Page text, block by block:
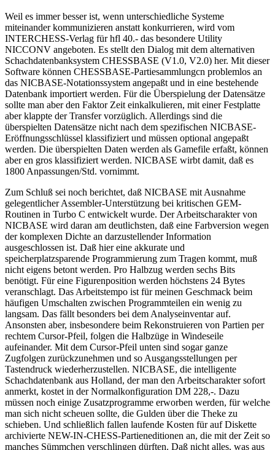
Weil es immer besser ist, wenn unterschiedliche Systeme
miteinander kommunizieren anstatt konkurrieren, wird vom
INTERCHESS-Verlag für hfl 40.- das besondere Utility
NICCONV angeboten. Es stellt den Dialog mit dem alternativen
Schachdatenbanksystem CHESSBASE (V1.0, V2.0) her. Mit dieser
Software können CHESSBASE-Partiesammlungcn problemlos an
das NICBASE-Notationssystem angepaßt und in eine bestehende
Datenbank importiert werden. Für die Überspielung der Datensätze
sollte man aber den Faktor Zeit einkalkulieren, mit einer Festplatte
aber klappte der Transfer vorzüglich. Allerdings sind die
überspielten Datensätze nicht nach dem spezifischen NICBASE-
Eröffnungsschlüssel klassifiziert und müssen optional angepaßt
werden. Die überspielten Daten werden als Gamefile erfaßt, können
aber en gros klassifiziert werden. NICBASE wirbt damit, daß es
1800 Anpassungen/Std. vornimmt.
Zum Schluß sei noch berichtet, daß NICBASE mit Ausnahme
gelegentlicher Assembler-Unterstützung bei kritischen GEM-
Routinen in Turbo C entwickelt wurde. Der Arbeitscharakter von
NICBASE wird daran am deutlichsten, daß eine Farbversion wegen
der komplexen Dichte an darzustellender Information
ausgeschlossen ist. Daß hier eine akkurate und
speicherplatzsparende Programmierung zum Tragen kommt, muß
nicht eigens betont werden. Pro Halbzug werden sechs Bits
benötigt. Für eine Figurenposition werden höchstens 24 Bytes
veranschlagt. Das Arbeitstempo ist für meinen Geschmack beim
häufigen Umschalten zwischen Programmteilen ein wenig zu
langsam. Das fällt besonders bei dem Analyseinventar auf.
Ansonsten aber, insbesondere beim Rekonstruieren von Partien per
rechtem Cursor-Pfeil, folgen die Halbzüge in Windeseile
aufeinander. Mit dem Cursor-Pfeil unten sind sogar ganze
Zugfolgen zurückzunehmen und so Ausgangsstellungen per
Tastendruck wiederherzustellen. NICBASE, die intelligente
Schachdatenbank aus Holland, der man den Arbeitscharakter sofort
anmerkt, kostet in der Normalkonfiguration DM 228,-. Dazu
müssen noch einige Zusatzprogramme erworben werden, für welche
man sich nicht scheuen sollte, die Gulden über die Theke zu
schieben. Und schließlich fallen laufende Kosten für auf Diskette
archivierte NEW-IN-CHESS-Partieneditionen an, die mit der Zeit so
manches Sümmchen verschlingen dürften. Daß nicht alles, was aus